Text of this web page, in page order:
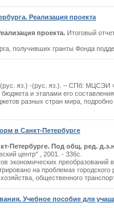
Реализация проекта
проекта. Итоговый
получивших гранты Фонда
(рус. яз.) -(рус. яз.). – СПб: МЦСЭИ
и этапами его
разных стран мира,
в Санкт-Петербурге
Петербурге. Под общ. ред.
центр" , 2001. - 336с.
экономических преобразований
на проблемах городского
общественного
Учебное пособие для